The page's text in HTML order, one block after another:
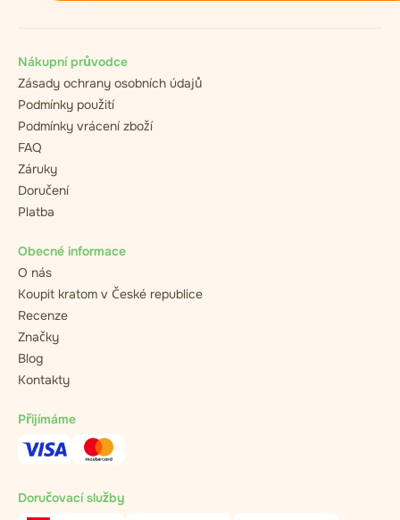
Nákupní průvodce
Zásady ochrany osobních údajů
Podmínky použití
Podmínky vrácení zboží
FAQ
Záruky
Doručení
Platba
Obecné informace
O nás
Koupit kratom v České republice
Recenze
Značky
Blog
Kontakty
Přijímáme
Doručovací služby